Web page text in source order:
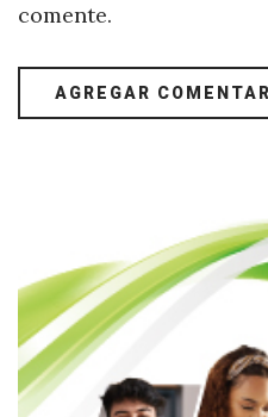
comente.